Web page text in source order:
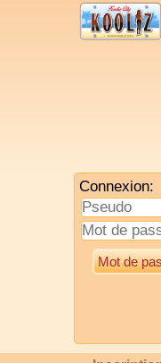
Connexion:
Mot de